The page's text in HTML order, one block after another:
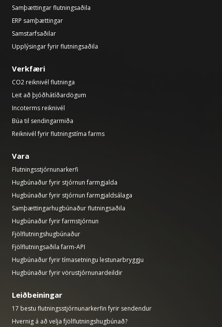
Samþættingar flutningsaðila
ERP samþættingar
Samstarfsaðilar
Upplýsingar fyrir flutningsaðila
Verkfæri
CO2 reiknivél flutninga
Leit að þjóðhátíðardögum
Incoterms reiknivél
Búa til sendingarmiða
Reiknivél fyrir flutningstíma farms
Vara
Flutningsstjórnunarkerfi
Hugbúnaður fyrir stjórnun farmgjalda
Hugbúnaður fyrir stjórnun farmgjaldsálaga
Samþættingarhugbúnaður flutningsaðila
Hugbúnaður fyrir farmstjórnun
Fjölflutningshugbúnaður
Fjölflutningsaðila farm-API
Hugbúnaður fyrir tímasetningu lestunarbryggju
Hugbúnaður fyrir vörustjórnunardeildir
Leiðbeiningar
17 bestu flutningsstjórnunarkerfin fyrir sendendur
Hvernig á að velja fjölflutningshugbúnað?